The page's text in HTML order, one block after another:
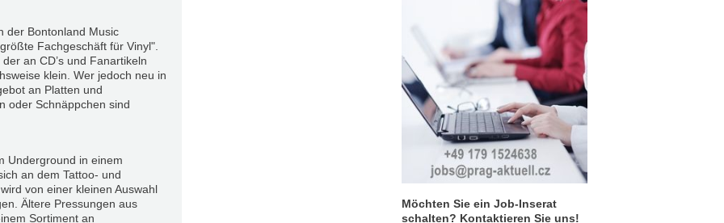
der Bontonland Music
Fachgeschäft für Vinyl".
an CD’s und Fanartikeln
klein. Wer jedoch neu in
an Platten und
oder Schnäppchen sind
Underground in einem
an dem Tattoo- und
von einer kleinen Auswahl
Ältere Pressungen aus
Sortiment an
Möchten Sie ein Job-Inserat
schalten? Kontaktieren Sie uns!